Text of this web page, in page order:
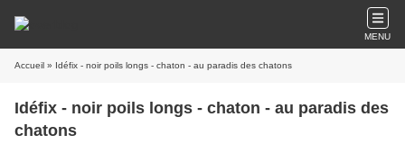
MENU
Accueil » Idéfix - noir poils longs - chaton - au paradis des chatons
Idéfix - noir poils longs - chaton - au paradis des
chatons